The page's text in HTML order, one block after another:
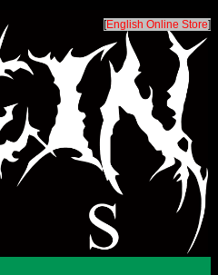
[English Online Store]